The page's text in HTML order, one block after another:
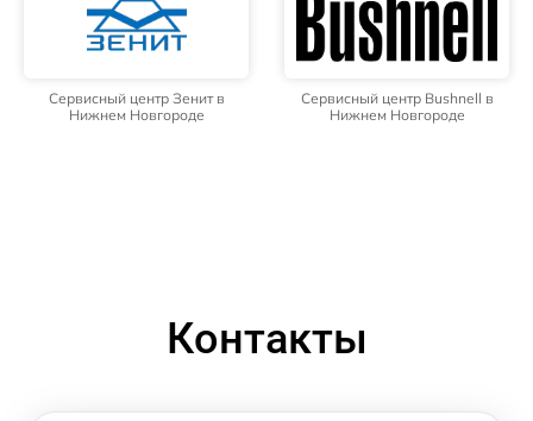
Сервисный центр Зенит в
Нижнем Новгороде
Сервисный центр Bushnell в
Нижнем Новгороде
Контакты